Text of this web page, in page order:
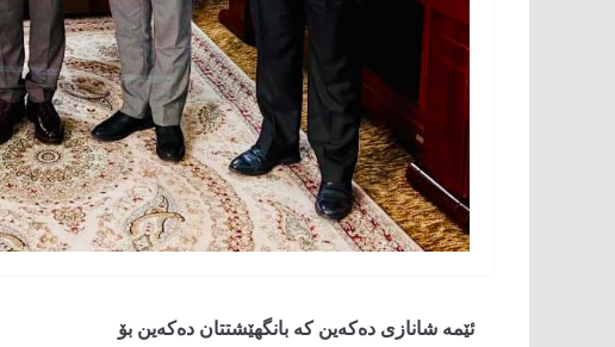
ئێمە شانازی دەکەین کە بانگهێشتتان دەکەین بۆ